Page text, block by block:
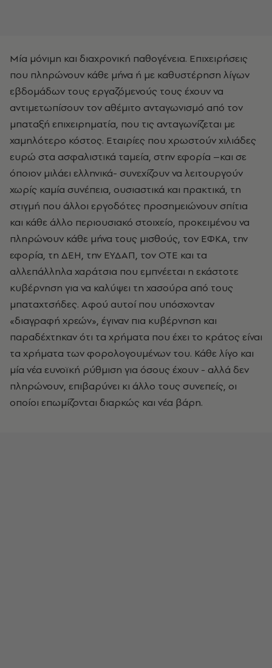
Μία μόνιμη και διαχρονική παθογένεια. Επιχειρήσεις
που πληρώνουν κάθε μήνα ή με καθυστέρηση λίγων
εβδομάδων τους εργαζόμενούς τους έχουν να
αντιμετωπίσουν τον αθέμιτο ανταγωνισμό από τον
μπαταξή επιχειρηματία, που τις ανταγωνίζεται με
χαμηλότερο κόστος. Εταιρίες που χρωστούν χιλιάδες
ευρώ στα ασφαλιστικά ταμεία, στην εφορία –και σε
όποιον μιλάει ελληνικά- συνεχίζουν να λειτουργούν
χωρίς καμία συνέπεια, ουσιαστικά και πρακτικά, τη
στιγμή που άλλοι εργοδότες προσημειώνουν σπίτια
και κάθε άλλο περιουσιακό στοιχείο, προκειμένου να
πληρώνουν κάθε μήνα τους μισθούς, τον ΕΦΚΑ, την
εφορία, τη ΔΕΗ, την ΕΥΔΑΠ, τον ΟΤΕ και τα
αλλεπάλληλα χαράτσια που εμπνέεται η εκάστοτε
κυβέρνηση για να καλύψει τη χασούρα από τους
μπαταχτσήδες. Αφού αυτοί που υπόσχονταν
«διαγραφή χρεών», έγιναν πια κυβέρνηση και
παραδέχτηκαν ότι τα χρήματα που έχει το κράτος είναι
τα χρήματα των φορολογουμένων του. Κάθε λίγο και
μία νέα ευνοϊκή ρύθμιση για όσους έχουν - αλλά δεν
πληρώνουν, επιβαρύνει κι άλλο τους συνεπείς, οι
οποίοι επωμίζονται διαρκώς και νέα βάρη.